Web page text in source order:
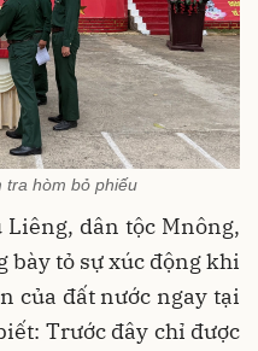
tra hòm bỏ phiếu
dân tộc Mnông,
bày tỏ sự xúc động khi
của đất nước ngay tại
Trước đây chỉ được